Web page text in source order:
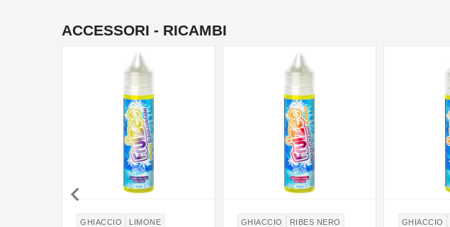
ACCESSORI - RICAMBI
GHIACCIO
LIMONE
GHIACCIO
RIBES NERO
GHIACCIO
